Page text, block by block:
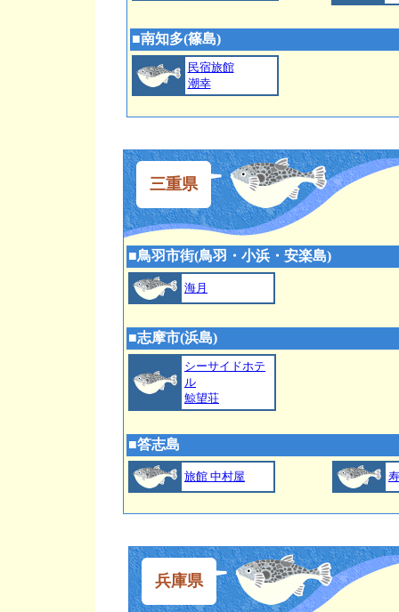
■南知多(篠島)
民宿旅館
潮幸
三重県
■鳥羽市街(鳥羽・小浜・安楽島)
海月
■志摩市(浜島)
シーサイドホテ
ル
鯨望荘
■答志島
旅館 中村屋
兵庫県